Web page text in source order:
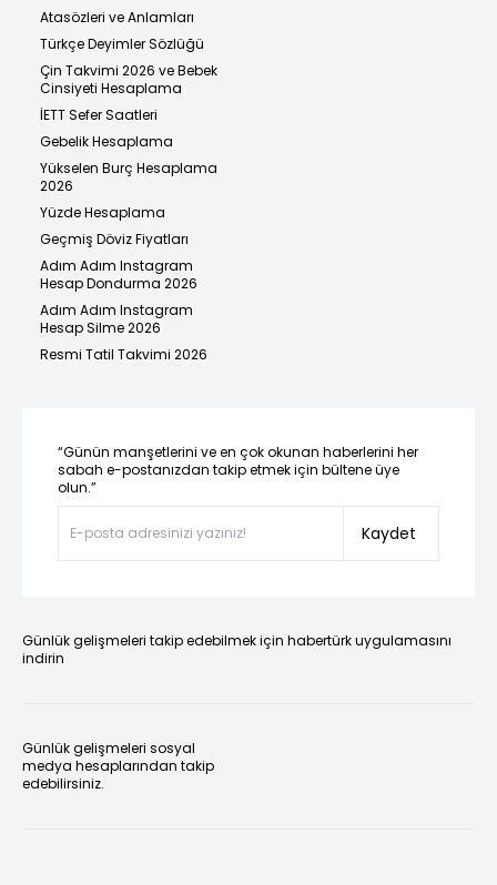
Atasözleri ve Anlamları
Türkçe Deyimler Sözlüğü
Çin Takvimi 2026 ve Bebek
Cinsiyeti Hesaplama
İETT Sefer Saatleri
Gebelik Hesaplama
Yükselen Burç Hesaplama
2026
Yüzde Hesaplama
Geçmiş Döviz Fiyatları
Adım Adım Instagram
Hesap Dondurma 2026
Adım Adım Instagram
Hesap Silme 2026
Resmi Tatil Takvimi 2026
“Günün manşetlerini ve en çok okunan haberlerini her
sabah e-postanızdan takip etmek için bültene üye
olun.”
Kaydet
Günlük gelişmeleri takip edebilmek için habertürk uygulamasını
indirin
Günlük gelişmeleri sosyal
medya hesaplarından takip
edebilirsiniz.